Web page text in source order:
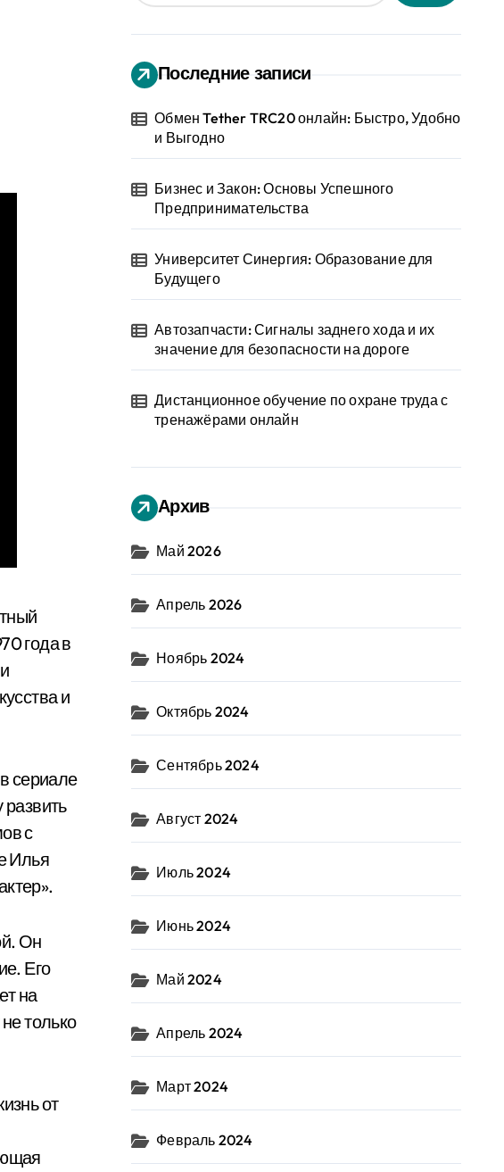
года в
и
сериале
с
Илья
Он
Его
на
только
от
Последние записи
Обмен Tether TRC20 онлайн: Быстро, Удобно
и Выгодно
Бизнес и Закон: Основы Успешного
Предпринимательства
Университет Синергия: Образование для
Будущего
Автозапчасти: Сигналы заднего хода и их
значение для безопасности на дороге
Дистанционное обучение по охране труда с
тренажёрами онлайн
Архив
Май 2026
Апрель 2026
Ноябрь 2024
Октябрь 2024
Сентябрь 2024
Август 2024
Июль 2024
Июнь 2024
Май 2024
Апрель 2024
Март 2024
Февраль 2024